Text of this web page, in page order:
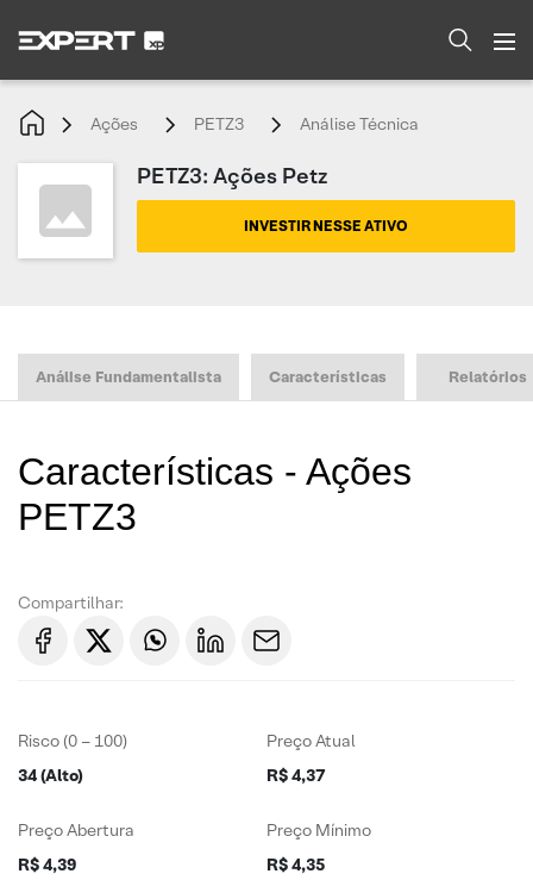
Ações PETZ3 Análise Técnica
PETZ3: Ações Petz
INVESTIR NESSE ATIVO
Análise Fundamentalista Características Relatórios
Características - Ações
PETZ3
Compartilhar:
Risco (0 – 100)
34 (Alto)
Preço Atual
R$ 4,37
Preço Abertura
R$ 4,39
Preço Mínimo
R$ 4,35